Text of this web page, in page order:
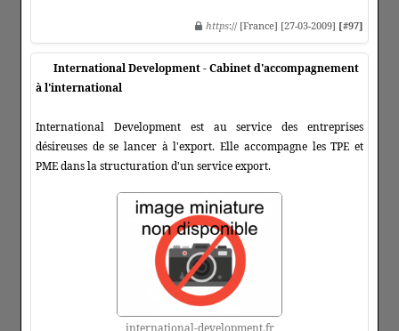
https:// [France] [27-03-2009] [#97]
International Development - Cabinet d'accompagnement
à l'international
International Development est au service des entreprises
désireuses de se lancer à l'export. Elle accompagne les TPE et
PME dans la structuration d'un service export.
international-development.fr